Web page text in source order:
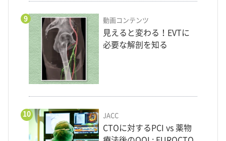
9 動画コンテンツ
見えると変わる！EVTに
必要な解剖を知る
10 JACC
CTOに対するPCI vs 薬物